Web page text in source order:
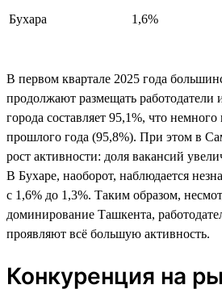
Бухара 1,6%
В первом квартале 2025 года
продолжают размещать
города составляет 95,1%, что
прошлого года (95,8%). При этом в
рост активности: доля вакансий
В Бухаре, наоборот, наблюдается
с 1,6% до 1,3%. Таким образом,
доминирование Ташкента,
проявляют всё большую активность.
Конкуренция на